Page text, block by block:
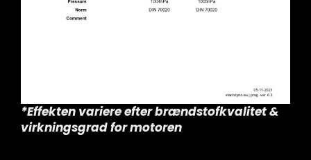
*Effekten variere efter brændstofkvalitet &
virkningsgrad for motoren